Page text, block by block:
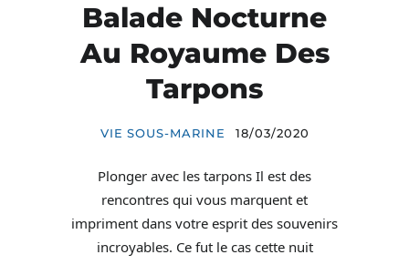
Balade Nocturne
Au Royaume Des
Tarpons
VIE SOUS-MARINE 18/03/2020
Plonger avec les tarpons Il est des
rencontres qui vous marquent et
impriment dans votre esprit des souvenirs
incroyables. Ce fut le cas cette nuit